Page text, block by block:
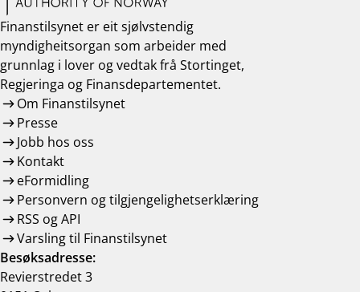
Finanstilsynet er eit sjølvstendig
myndigheitsorgan som arbeider med
grunnlag i lover og vedtak frå Stortinget,
Regjeringa og Finansdepartementet.
Om Finanstilsynet
Presse
Jobb hos oss
Kontakt
eFormidling
Personvern og tilgjengelighetserklæring
RSS og API
Varsling til Finanstilsynet
Besøksadresse:
Revierstredet 3